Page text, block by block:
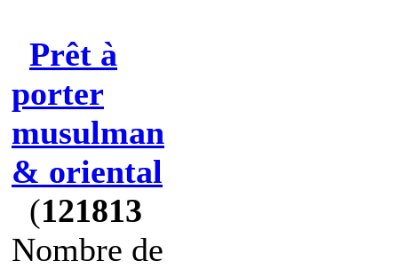
Prêt à
porter
musulman
& oriental
(121813
Nombre de